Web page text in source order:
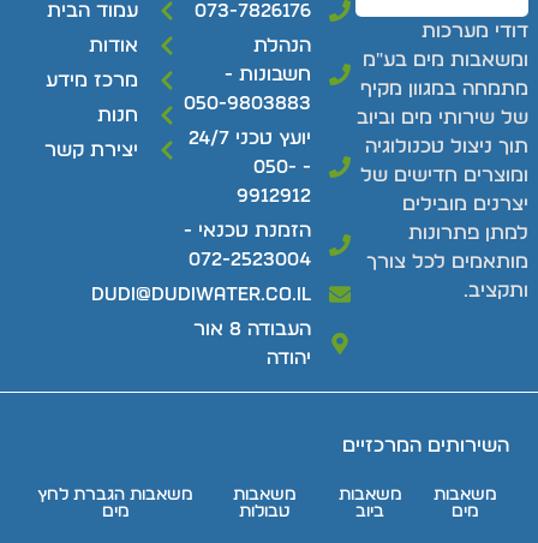
דודי מערכות
ומשאבות מים בע"מ
מתמחה במגוון מקיף
של שירותי מים וביוב
תוך ניצול טכנולוגיה
ומוצרים חדישים של
יצרנים מובילים
למתן פתרונות
מותאמים לכל צורך
ותקציב.
073-7826176
הנהלת
חשבונות -
050-9803883
יועץ טכני 24/7
- 050-
9912912
הזמנת טכנאי -
072-2523004
dudi@dudiwater.co.il
העבודה 8 אור
יהודה
עמוד הבית
אודות
מרכז מידע
חנות
יצירת קשר
השירותים המרכזיים
משאבות
מים
משאבות
ביוב
משאבות
טבולות
משאבות הגברת לחץ
מים